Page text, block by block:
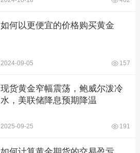
如何以更便宜的价格购买黄金
2024-09-05 157
现货黄金窄幅震荡，鲍威尔泼冷
水，美联储降息预期降温
2025-09-25 191